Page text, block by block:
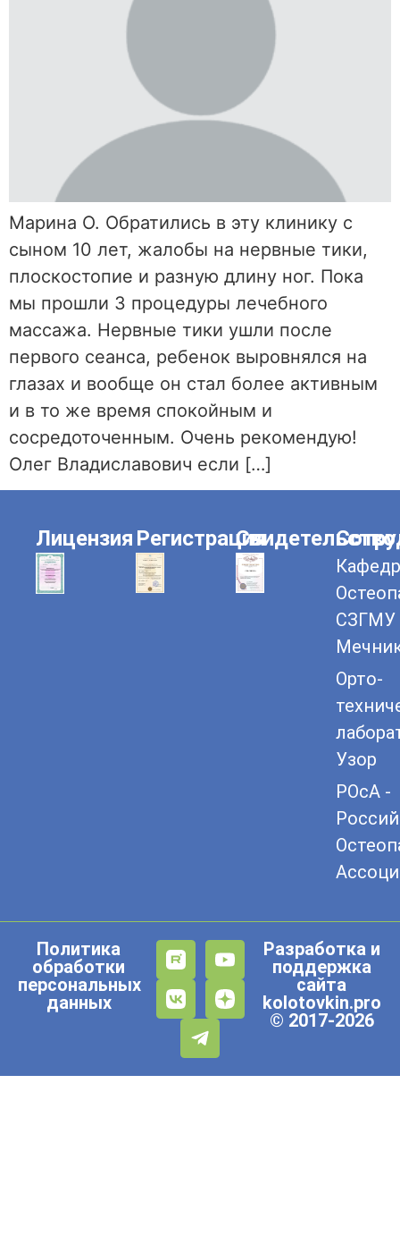
Марина О. Обратились в эту клинику с
сыном 10 лет, жалобы на нервные тики,
плоскостопие и разную длину ног. Пока
мы прошли 3 процедуры лечебного
массажа. Нервные тики ушли после
первого сеанса, ребенок выровнялся на
глазах и вообще он стал более активным
и в то же время спокойным и
сосредоточенным. Очень рекомендую!
Олег Владиславович если […]
Лицензия РегистрацияСвидетельство
СЗГМУ
Орто-
Узор
РОсА -
Политика
обработки
персональных
данных
Разработка и
поддержка
сайта
kolotovkin.pro
© 2017-2026